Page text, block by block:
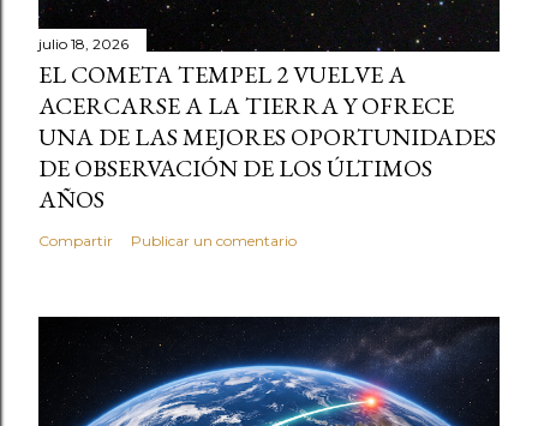
julio 18, 2026
EL COMETA TEMPEL 2 VUELVE A
ACERCARSE A LA TIERRA Y OFRECE
UNA DE LAS MEJORES OPORTUNIDADES
DE OBSERVACIÓN DE LOS ÚLTIMOS
AÑOS
Compartir Publicar un comentario